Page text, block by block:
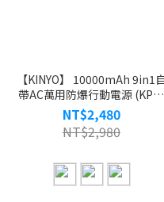
【KINYO】 10000mAh 9in1自
帶AC萬用防爆行動電源 (KPB-
2656)
NT$2,480
NT$2,980